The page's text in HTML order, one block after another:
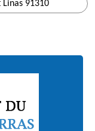
91310